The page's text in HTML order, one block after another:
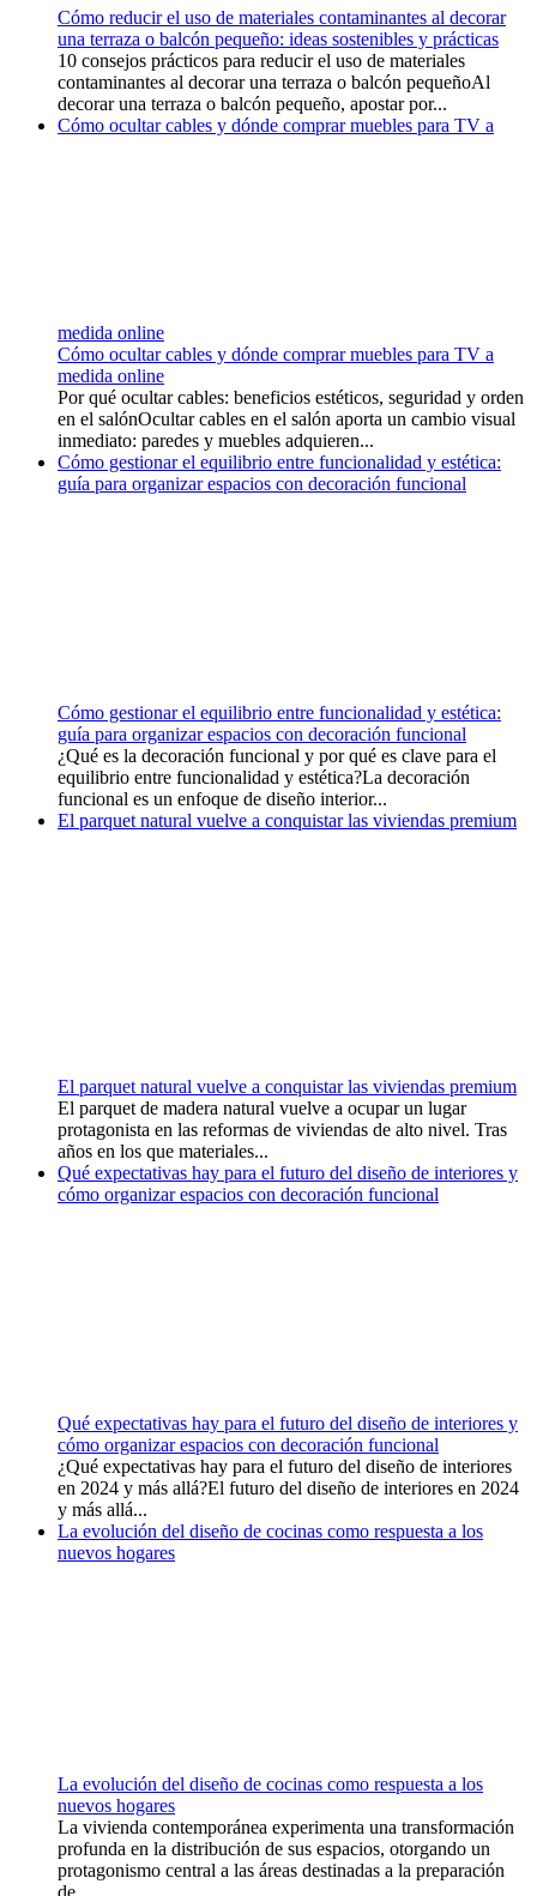
Cómo reducir el uso de materiales contaminantes al decorar
una terraza o balcón pequeño: ideas sostenibles y prácticas
10 consejos prácticos para reducir el uso de materiales
contaminantes al decorar una terraza o balcón pequeñoAl
decorar una terraza o balcón pequeño, apostar por...
Cómo ocultar cables y dónde comprar muebles para TV a
medida online
Cómo ocultar cables y dónde comprar muebles para TV a
medida online
Por qué ocultar cables: beneficios estéticos, seguridad y orden
en el salónOcultar cables en el salón aporta un cambio visual
inmediato: paredes y muebles adquieren...
Cómo gestionar el equilibrio entre funcionalidad y estética:
guía para organizar espacios con decoración funcional
Cómo gestionar el equilibrio entre funcionalidad y estética:
guía para organizar espacios con decoración funcional
¿Qué es la decoración funcional y por qué es clave para el
equilibrio entre funcionalidad y estética?La decoración
funcional es un enfoque de diseño interior...
El parquet natural vuelve a conquistar las viviendas premium
El parquet natural vuelve a conquistar las viviendas premium
El parquet de madera natural vuelve a ocupar un lugar
protagonista en las reformas de viviendas de alto nivel. Tras
años en los que materiales...
Qué expectativas hay para el futuro del diseño de interiores y
cómo organizar espacios con decoración funcional
Qué expectativas hay para el futuro del diseño de interiores y
cómo organizar espacios con decoración funcional
¿Qué expectativas hay para el futuro del diseño de interiores
en 2024 y más allá?El futuro del diseño de interiores en 2024
y más allá...
La evolución del diseño de cocinas como respuesta a los
nuevos hogares
La evolución del diseño de cocinas como respuesta a los
nuevos hogares
La vivienda contemporánea experimenta una transformación
profunda en la distribución de sus espacios, otorgando un
protagonismo central a las áreas destinadas a la preparación
de...